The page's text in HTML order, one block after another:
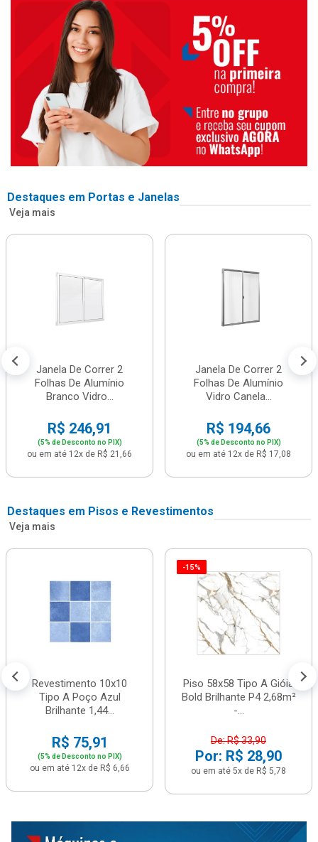
Destaques em Portas e Janelas
Veja mais
Janela De Correr 2
Folhas De Alumínio
Branco Vidro...
R$ 246,91
(5% de Desconto no PIX)
ou em até 12x de R$ 21,66
Janela De Correr 2
Folhas De Alumínio
Vidro Canela...
R$ 194,66
(5% de Desconto no PIX)
ou em até 12x de R$ 17,08
Destaques em Pisos e Revestimentos
Veja mais
Revestimento 10x10
Tipo A Poço Azul
Brilhante 1,44...
R$ 75,91
(5% de Desconto no PIX)
ou em até 12x de R$ 6,66
-15%
Piso 58x58 Tipo A Gióia
Bold Brilhante P4 2,68m²
-...
De: R$ 33,90
Por: R$ 28,90
ou em até 5x de R$ 5,78